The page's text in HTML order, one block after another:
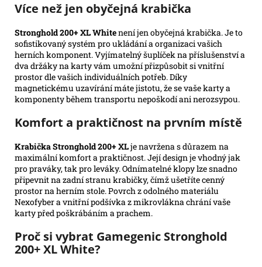
Více než jen obyčejná krabička
Stronghold 200+ XL Whitenení jen obyčejná krabička. Je to
sofistikovaný systém pro ukládání a organizaci vašich
herních komponent. Vyjímatelný šuplíček na příslušenství a
dva držáky na karty vám umožní přizpůsobit si vnitřní
prostor dle vašich individuálních potřeb. Díky
magnetickému uzavírání máte jistotu, že se vaše karty a
komponenty během transportu nepoškodí ani nerozsypou.
Komfort a praktičnost na prvním místě
Krabička Stronghold 200+ XLje navržena s důrazem na
maximální komfort a praktičnost. Její design je vhodný jak
pro praváky, tak pro leváky. Odnímatelné klopy lze snadno
připevnit na zadní stranu krabičky, čímž ušetříte cenný
prostor na herním stole. Povrch z odolného materiálu
Nexofyber a vnitřní podšívka z mikrovlákna chrání vaše
karty před poškrábáním a prachem.
Proč si vybrat Gamegenic Stronghold
200+ XL White?